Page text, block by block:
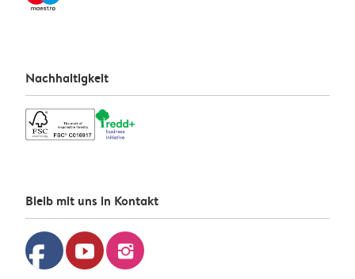
Nachhaltigkeit
Bleib mit uns in Kontakt
facebook youtube instagram